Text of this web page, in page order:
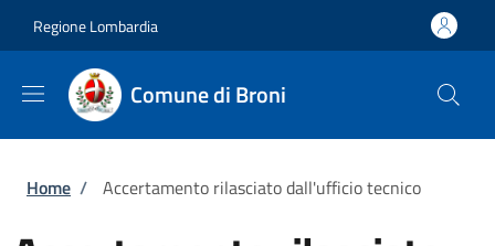
Regione Lombardia
Comune di Broni
Briciole di pane
Home / Accertamento rilasciato dall'ufficio tecnico